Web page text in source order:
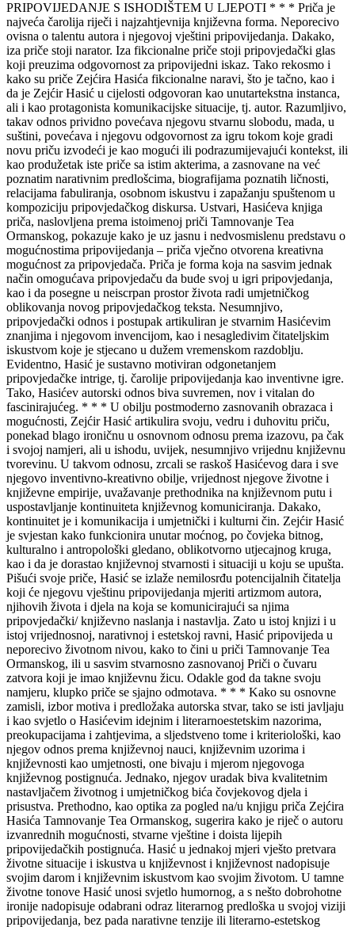
PRIPOVIJEDANJE S ISHODIŠTEM U LJEPOTI * * * Priča je
najveća čarolija riječi i najzahtjevnija književna forma. Neporecivo
ovisna o talentu autora i njegovoj vještini pripovijedanja. Dakako,
iza priče stoji narator. Iza fikcionalne priče stoji pripovjedački glas
koji preuzima odgovornost za pripovijedni iskaz. Tako rekosmo i
kako su priče Zejćira Hasića fikcionalne naravi, što je tačno, kao i
da je Zejćir Hasić u cijelosti odgovoran kao unutartekstna instanca,
ali i kao protagonista komunikacijske situacije, tj. autor. Razumljivo,
takav odnos prividno povećava njegovu stvarnu slobodu, mada, u
suštini, povećava i njegovu odgovornost za igru tokom koje gradi
novu priču izvodeći je kao mogući ili podrazumijevajući kontekst, ili
kao produžetak iste priče sa istim akterima, a zasnovane na već
poznatim narativnim predlošcima, biografijama poznatih ličnosti,
relacijama fabuliranja, osobnom iskustvu i zapažanju spuštenom u
kompoziciju pripovjedačkog diskursa. Ustvari, Hasićeva knjiga
priča, naslovljena prema istoimenoj priči Tamnovanje Tea
Ormanskog, pokazuje kako je uz jasnu i nedvosmislenu predstavu o
mogućnostima pripovijedanja – priča vječno otvorena kreativna
mogućnost za pripovjedača. Priča je forma koja na sasvim jednak
način omogućava pripovjedaču da bude svoj u igri pripovjedanja,
kao i da posegne u neiscrpan prostor života radi umjetničkog
oblikovanja novog pripovjedačkog teksta. Nesumnjivo,
pripovjedački odnos i postupak artikuliran je stvarnim Hasićevim
znanjima i njegovom invencijom, kao i nesagledivim čitateljskim
iskustvom koje je stjecano u dužem vremenskom razdoblju.
Evidentno, Hasić je sustavno motiviran odgonetanjem
pripovjedačke intrige, tj. čarolije pripovijedanja kao inventivne igre.
Tako, Hasićev autorski odnos biva suvremen, nov i vitalan do
fascinirajućeg. * * * U obilju postmoderno zasnovanih obrazaca i
mogućnosti, Zejćir Hasić artikulira svoju, vedru i duhovitu priču,
ponekad blago ironičnu u osnovnom odnosu prema izazovu, pa čak
i svojoj namjeri, ali u ishodu, uvijek, nesumnjivo vrijednu književnu
tvorevinu. U takvom odnosu, zrcali se raskoš Hasićevog dara i sve
njegovo inventivno-kreativno obilje, vrijednost njegove životne i
književne empirije, uvažavanje prethodnika na književnom putu i
uspostavljanje kontinuiteta književnog komuniciranja. Dakako,
kontinuitet je i komunikacija i umjetnički i kulturni čin. Zejćir Hasić
je svjestan kako funkcionira unutar moćnog, po čovjeka bitnog,
kulturalno i antropološki gledano, oblikotvorno utjecajnog kruga,
kao i da je dorastao književnoj stvarnosti i situaciji u koju se upušta.
Pišući svoje priče, Hasić se izlaže nemilosrđu potencijalnih čitatelja
koji će njegovu vještinu pripovijedanja mjeriti artizmom autora,
njihovih života i djela na koja se komunicirajući sa njima
pripovjedački/ književno naslanja i nastavlja. Zato u istoj knjizi i u
istoj vrijednosnoj, narativnoj i estetskoj ravni, Hasić pripovijeda u
neporecivo životnom nivou, kako to čini u priči Tamnovanje Tea
Ormanskog, ili u sasvim stvarnosno zasnovanoj Priči o čuvaru
zatvora koji je imao književnu žicu. Odakle god da takne svoju
namjeru, klupko priče se sjajno odmotava. * * * Kako su osnovne
zamisli, izbor motiva i predložaka autorska stvar, tako se isti javljaju
i kao svjetlo o Hasićevim idejnim i literarnoestetskim nazorima,
preokupacijama i zahtjevima, a sljedstveno tome i kriteriološki, kao
njegov odnos prema književnoj nauci, književnim uzorima i
književnosti kao umjetnosti, one bivaju i mjerom njegovoga
književnog postignuća. Jednako, njegov uradak biva kvalitetnim
nastavljačem životnog i umjetničkog bića čovjekovog djela i
prisustva. Prethodno, kao optika za pogled na/u knjigu priča Zejćira
Hasića Tamnovanje Tea Ormanskog, sugerira kako je riječ o autoru
izvanrednih mogućnosti, stvarne vještine i doista lijepih
pripovijedačkih postignuća. Hasić u jednakoj mjeri vješto pretvara
životne situacije i iskustva u književnost i književnost nadopisuje
svojim darom i književnim iskustvom kao svojim životom. U tamne
životne tonove Hasić unosi svjetlo humornog, a s nešto dobrohotne
ironije nadopisuje odabrani odraz literarnog predloška u svojoj viziji
pripovijedanja, bez pada narativne tenzije ili literarno-estetskog